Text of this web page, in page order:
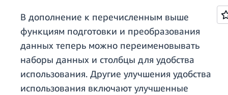
В дополнение к перечисленным выше
функциям подготовки и преобразования
данных теперь можно переименовывать
наборы данных и столбцы для удобства
использования. Другие улучшения удобства
использования включают улучшенные